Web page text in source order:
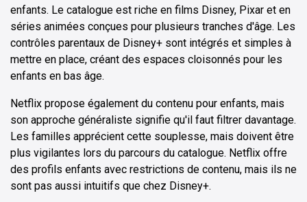
enfants. Le catalogue est riche en films Disney, Pixar et en
séries animées conçues pour plusieurs tranches d'âge. Les
contrôles parentaux de Disney+ sont intégrés et simples à
mettre en place, créant des espaces cloisonnés pour les
enfants en bas âge.
Netflix propose également du contenu pour enfants, mais
son approche généraliste signifie qu'il faut filtrer davantage.
Les familles apprécient cette souplesse, mais doivent être
plus vigilantes lors du parcours du catalogue. Netflix offre
des profils enfants avec restrictions de contenu, mais ils ne
sont pas aussi intuitifs que chez Disney+.